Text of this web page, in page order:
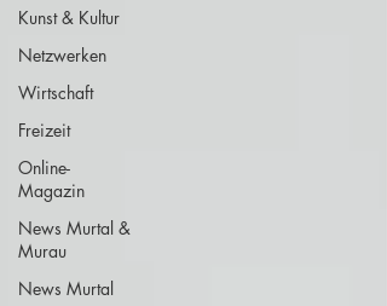
Kunst & Kultur
Netzwerken
Wirtschaft
Freizeit
Online-
Magazin
News Murtal &
Murau
News Murtal